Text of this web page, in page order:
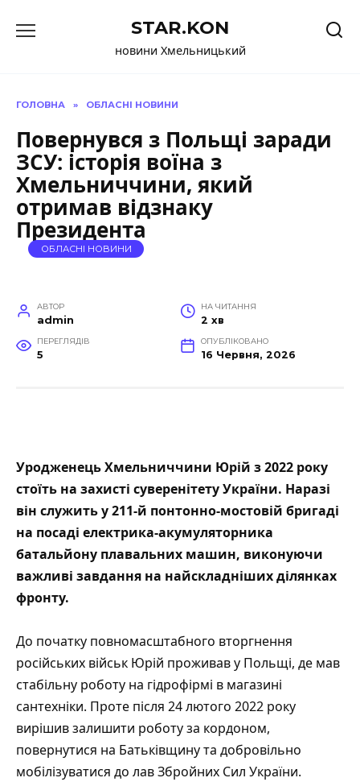
до
STAR.KON
новини Хмельницький
ГОЛОВНА » ОБЛАСНІ НОВИНИ
Повернувся з Польщі заради
ЗСУ: історія воїна з
Хмельниччини, який
отримав відзнаку
Президента
ОБЛАСНІ НОВИНИ
АВТОР
admin
НА ЧИТАННЯ
2 хв
ПЕРЕГЛЯДІВ
5
ОПУБЛІКОВАНО
16 Червня, 2026
Уродженець Хмельниччини Юрій з 2022 року
стоїть на захисті суверенітету України. Наразі
він служить у 211-й понтонно-мостовій бригаді
на посаді електрика-акумуляторника
батальйону плавальних машин, виконуючи
важливі завдання на найскладніших ділянках
фронту.
До початку повномасштабного вторгнення
російських військ Юрій проживав у Польщі, де мав
стабільну роботу на гідрофірмі в магазині
сантехніки. Проте після 24 лютого 2022 року
вирішив залишити роботу за кордоном,
повернутися на Батьківщину та добровільно
мобілізуватися до лав Збройних Сил України.